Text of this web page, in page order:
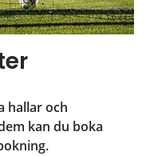
hallar och
kan du boka